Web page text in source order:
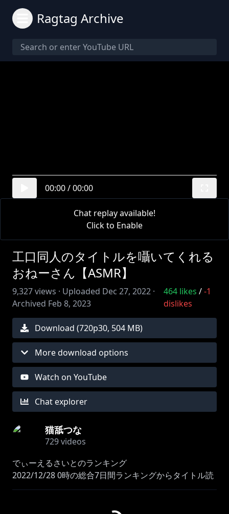
Ragtag Archive
00:00/00:00
Chat replay available!
Click to Enable
工口同人のタイトルを囁いてくれる
おねーさん【ASMR】
9,327views · Uploaded Dec 27, 2022 ·
Archived Feb 8, 2023
464 likes /-1
dislikes
Download (720p30, 504 MB)
More download options
Watch on YouTube
Chat explorer
猫舐つな
729videos
でぃーえるさいとのランキング
2022/12/28 0時の総合7日間ランキングからタイトル読
み上げます